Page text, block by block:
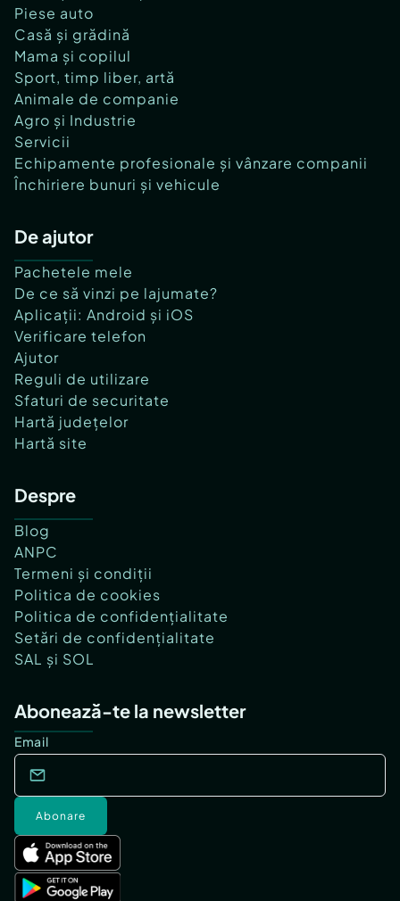
Piese auto
Casă și grădină
Mama și copilul
Sport, timp liber, artă
Animale de companie
Agro și Industrie
Servicii
Echipamente profesionale și vânzare companii
Închiriere bunuri și vehicule
De ajutor
Pachetele mele
De ce să vinzi pe lajumate?
Aplicații: Android și iOS
Verificare telefon
Ajutor
Reguli de utilizare
Sfaturi de securitate
Hartă județelor
Hartă site
Despre
Blog
ANPC
Termeni și condiții
Politica de cookies
Politica de confidențialitate
Setări de confidențialitate
SAL și SOL
Abonează-te la newsletter
Email
Abonare